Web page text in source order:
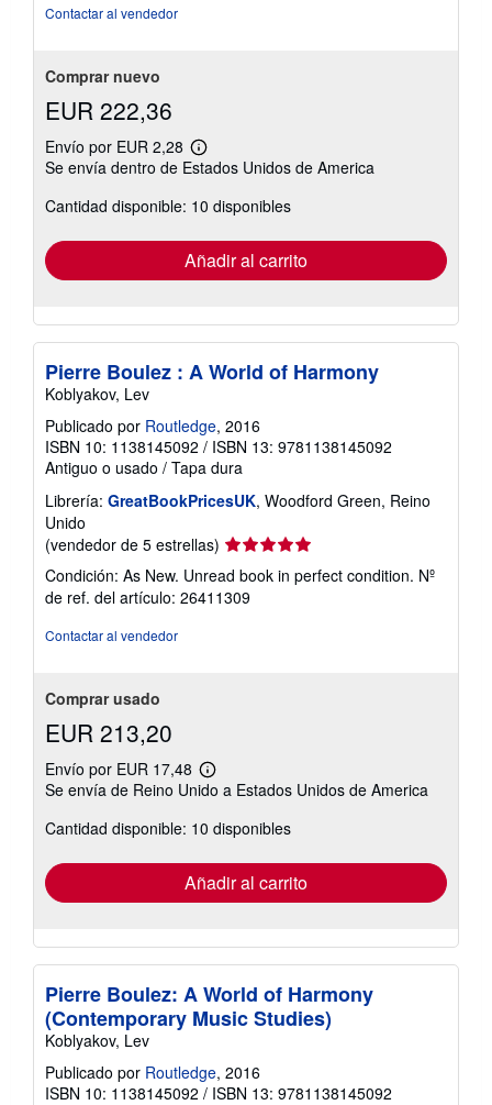
Contactar al vendedor
Comprar nuevo
EUR 222,36
Envío por EUR 2,28
Más
información
las
tarifas
envío
Se envía dentro de Estados Unidos de America
Cantidad disponible: 10 disponibles
Añadir al carrito
Pierre Boulez : A World of Harmony
Koblyakov, Lev
Publicado por Routledge, 2016
ISBN 10: 1138145092 / ISBN 13: 9781138145092
Antiguo o usado / Tapa dura
Librería: GreatBookPricesUK, Woodford Green, Reino
Unido
(vendedor de 5 estrellas) Calificación
del
vendedor:
5
Condición: As New. Unread book in perfect condition. Nº
de ref. del artículo: 26411309
Contactar al vendedor
Comprar usado
EUR 213,20
Envío por EUR 17,48
Más
información
las
tarifas
envío
Se envía de Reino Unido a Estados Unidos de America
Cantidad disponible: 10 disponibles
Añadir al carrito
Pierre Boulez: A World of Harmony
(Contemporary Music Studies)
Koblyakov, Lev
Publicado por Routledge, 2016
ISBN 10: 1138145092 / ISBN 13: 9781138145092